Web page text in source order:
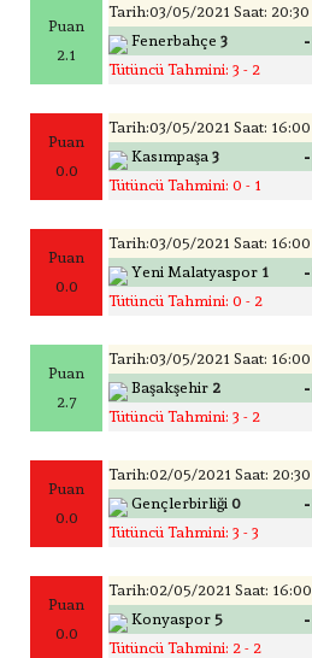
Puan
2.1
Tarih:03/05/2021 Saat: 20:30
Fenerbahçe 3 -
Tütüncü Tahmini: 3 - 2
Puan
0.0
Tarih:03/05/2021 Saat: 16:00
Kasımpaşa 3 -
Tütüncü Tahmini: 0 - 1
Puan
0.0
Tarih:03/05/2021 Saat: 16:00
Yeni Malatyaspor 1 -
Tütüncü Tahmini: 0 - 2
Puan
2.7
Tarih:03/05/2021 Saat: 16:00
Başakşehir 2 -
Tütüncü Tahmini: 3 - 2
Puan
0.0
Tarih:02/05/2021 Saat: 20:30
Gençlerbirliği 0 -
Tütüncü Tahmini: 3 - 3
Puan
0.0
Tarih:02/05/2021 Saat: 16:00
Konyaspor 5 -
Tütüncü Tahmini: 2 - 2